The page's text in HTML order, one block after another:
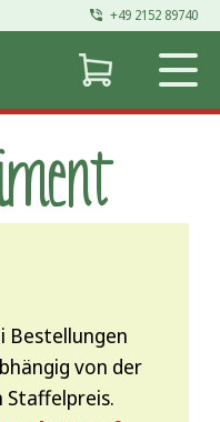
+49 2152 89740
Bestellungen
von der
Staffelpreis.